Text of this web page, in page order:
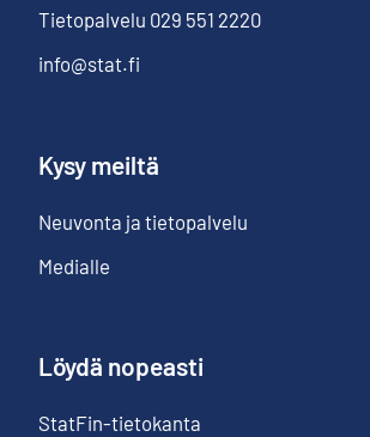
Tietopalvelu 029 551 2220
info@stat.fi
Kysy meiltä
Neuvonta ja tietopalvelu
Medialle
Löydä nopeasti
StatFin-tietokanta